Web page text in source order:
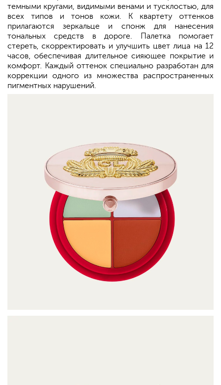
темными кругами, видимыми венами и тусклостью, для
всех типов и тонов кожи. К квартету оттенков
прилагаются зеркальце и спонж для нанесения
тональных средств в дороге. Палетка помогает
стереть, скорректировать и улучшить цвет лица на 12
часов, обеспечивая длительное сияющее покрытие и
комфорт. Каждый оттенок специально разработан для
коррекции одного из множества распространенных
пигментных нарушений.